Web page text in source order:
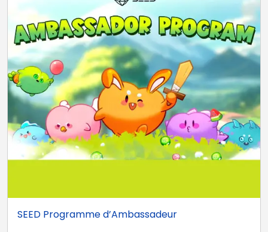
SEED Programme d’Ambassadeur